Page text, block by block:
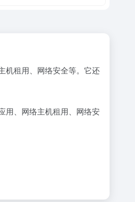
机租用、网络安全等。它还
用、网络主机租用、网络安